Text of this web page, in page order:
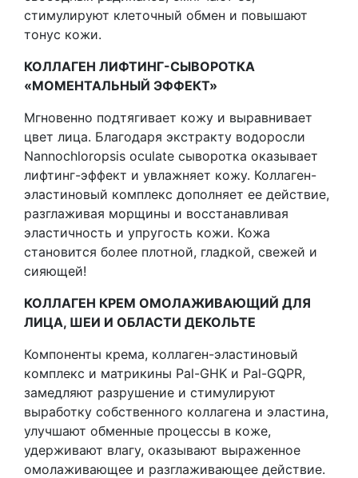
стимулируют клеточный обмен и повышают
тонус кожи.
КОЛЛАГЕН ЛИФТИНГ-СЫВОРОТКА
«МОМЕНТАЛЬНЫЙ ЭФФЕКТ»
Мгновенно подтягивает кожу и выравнивает
цвет лица. Благодаря экстракту водоросли
Nannochloropsis oculate сыворотка оказывает
лифтинг-эффект и увлажняет кожу. Коллаген-
эластиновый комплекс дополняет ее действие,
разглаживая морщины и восстанавливая
эластичность и упругость кожи. Кожа
становится более плотной, гладкой, свежей и
сияющей!
КОЛЛАГЕН КРЕМ ОМОЛАЖИВАЮЩИЙ ДЛЯ
ЛИЦА, ШЕИ И ОБЛАСТИ ДЕКОЛЬТЕ
Компоненты крема, коллаген-эластиновый
комплекс и матрикины Pal-GHK и Pal-GQPR,
замедляют разрушение и стимулируют
выработку собственного коллагена и эластина,
улучшают обменные процессы в коже,
удерживают влагу, оказывают выраженное
омолаживающее и разглаживающее действие.